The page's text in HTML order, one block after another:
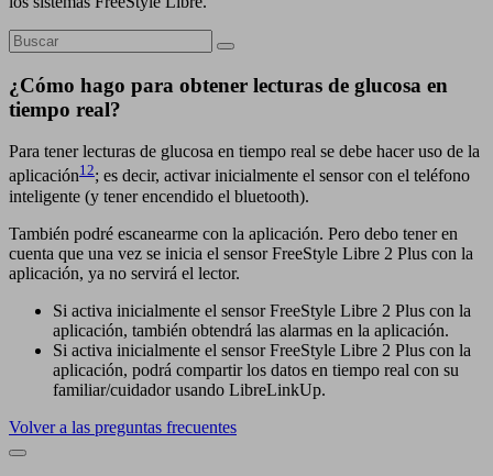
¿Cómo hago para obtener lecturas de glucosa en
tiempo real?
Para tener lecturas de glucosa en tiempo real se debe hacer uso de la
aplicación12; es decir, activar inicialmente el sensor con el teléfono
inteligente (y tener encendido el bluetooth).
También podré escanearme con la aplicación. Pero debo tener en
cuenta que una vez se inicia el sensor FreeStyle Libre 2 Plus con la
aplicación, ya no servirá el lector.
Si activa inicialmente el sensor FreeStyle Libre 2 Plus con la
aplicación, también obtendrá las alarmas en la aplicación.
Si activa inicialmente el sensor FreeStyle Libre 2 Plus con la
aplicación, podrá compartir los datos en tiempo real con su
familiar/cuidador usando LibreLinkUp.
Volver a las preguntas frecuentes